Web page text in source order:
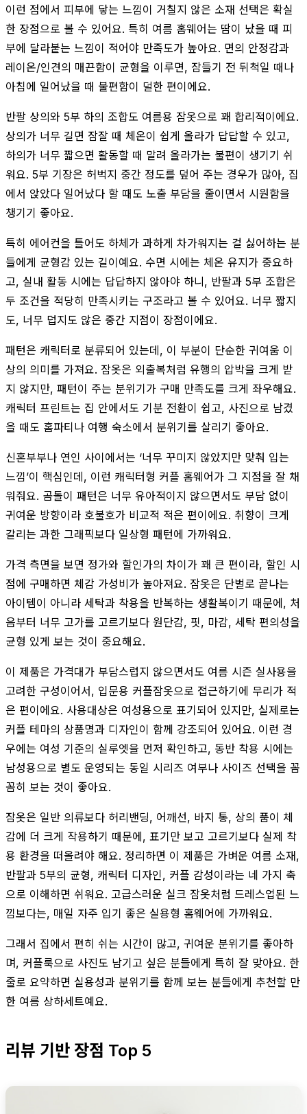
이런 점에서 피부에 닿는 느낌이 거칠지 않은 소재 선택은 확실
한 장점으로 볼 수 있어요. 특히 여름 홈웨어는 땀이 났을 때 피
부에 달라붙는 느낌이 적어야 만족도가 높아요. 면의 안정감과
레이온/인견의 매끈함이 균형을 이루면, 잠들기 전 뒤척일 때나
아침에 일어났을 때 불편함이 덜한 편이에요.
반팔 상의와 5부 하의 조합도 여름용 잠옷으로 꽤 합리적이에요.
상의가 너무 길면 잠잘 때 체온이 쉽게 올라가 답답할 수 있고,
하의가 너무 짧으면 활동할 때 말려 올라가는 불편이 생기기 쉬
워요. 5부 기장은 허벅지 중간 정도를 덮어 주는 경우가 많아, 집
에서 앉았다 일어났다 할 때도 노출 부담을 줄이면서 시원함을
챙기기 좋아요.
특히 에어컨을 틀어도 하체가 과하게 차가워지는 걸 싫어하는 분
들에게 균형감 있는 길이예요. 수면 시에는 체온 유지가 중요하
고, 실내 활동 시에는 답답하지 않아야 하니, 반팔과 5부 조합은
두 조건을 적당히 만족시키는 구조라고 볼 수 있어요. 너무 짧지
도, 너무 덥지도 않은 중간 지점이 장점이에요.
패턴은 캐릭터로 분류되어 있는데, 이 부분이 단순한 귀여움 이
상의 의미를 가져요. 잠옷은 외출복처럼 유행의 압박을 크게 받
지 않지만, 패턴이 주는 분위기가 구매 만족도를 크게 좌우해요.
캐릭터 프린트는 집 안에서도 기분 전환이 쉽고, 사진으로 남겼
을 때도 홈파티나 여행 숙소에서 분위기를 살리기 좋아요.
신혼부부나 연인 사이에서는 ‘너무 꾸미지 않았지만 맞춰 입는
느낌’이 핵심인데, 이런 캐릭터형 커플 홈웨어가 그 지점을 잘 채
워줘요. 곰돌이 패턴은 너무 유아적이지 않으면서도 부담 없이
귀여운 방향이라 호불호가 비교적 적은 편이에요. 취향이 크게
갈리는 과한 그래픽보다 일상형 패턴에 가까워요.
가격 측면을 보면 정가와 할인가의 차이가 꽤 큰 편이라, 할인 시
점에 구매하면 체감 가성비가 높아져요. 잠옷은 단벌로 끝나는
아이템이 아니라 세탁과 착용을 반복하는 생활복이기 때문에, 처
음부터 너무 고가를 고르기보다 원단감, 핏, 마감, 세탁 편의성을
균형 있게 보는 것이 중요해요.
이 제품은 가격대가 부담스럽지 않으면서도 여름 시즌 실사용을
고려한 구성이어서, 입문용 커플잠옷으로 접근하기에 무리가 적
은 편이에요. 사용대상은 여성용으로 표기되어 있지만, 실제로는
커플 테마의 상품명과 디자인이 함께 강조되어 있어요. 이런 경
우에는 여성 기준의 실루엣을 먼저 확인하고, 동반 착용 시에는
남성용으로 별도 운영되는 동일 시리즈 여부나 사이즈 선택을 꼼
꼼히 보는 것이 좋아요.
잠옷은 일반 의류보다 허리밴딩, 어깨선, 바지 통, 상의 품이 체
감에 더 크게 작용하기 때문에, 표기만 보고 고르기보다 실제 착
용 환경을 떠올려야 해요. 정리하면 이 제품은 가벼운 여름 소재,
반팔과 5부의 균형, 캐릭터 디자인, 커플 감성이라는 네 가지 축
으로 이해하면 쉬워요. 고급스러운 실크 잠옷처럼 드레스업된 느
낌보다는, 매일 자주 입기 좋은 실용형 홈웨어에 가까워요.
그래서 집에서 편히 쉬는 시간이 많고, 귀여운 분위기를 좋아하
며, 커플룩으로 사진도 남기고 싶은 분들에게 특히 잘 맞아요. 한
줄로 요약하면 실용성과 분위기를 함께 보는 분들에게 추천할 만
한 여름 상하세트예요.
리뷰 기반 장점 Top 5